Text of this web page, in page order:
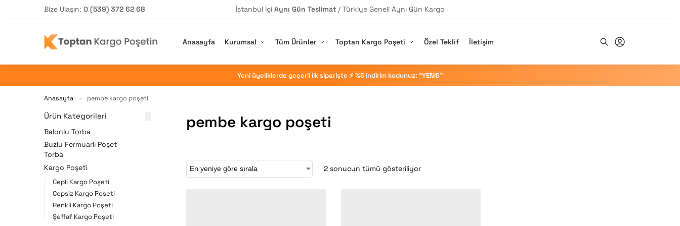
Bize Ulaşın: 0 (539) 372 62 68 İstanbul İçi Aynı Gün Teslimat/ Türkiye Geneli Aynı Gün Kargo
Anasayfa Kurumsal Tüm Ürünler Toptan Kargo Poşeti Özel Teklif İletişim
Arama yap
Yeni üyeliklerde geçerli ilk siparişte ⚡ %5 indirim kodunuz: “YENI5”
Anasayfa » pembe kargo poşeti
pembe kargo poşeti
2 sonucun tümü gösteriliyor
Ürün Kategorileri
Balonlu Torba
Buzlu Fermuarlı Poşet
Torba
Kargo Poşeti
Cepli Kargo Poşeti
Cepsiz Kargo Poşeti
Renkli Kargo Poşeti
Şeffaf Kargo Poşeti